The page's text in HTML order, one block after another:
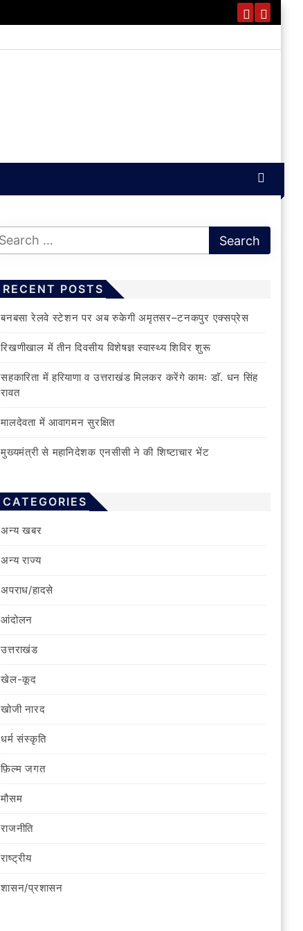
RECENT POSTS
बनबसा रेलवे स्टेशन पर अब रुकेगी अमृतसर–टनकपुर एक्सप्रेस
रिखणीखाल में तीन दिवसीय विशेषज्ञ स्वास्थ्य शिविर शुरू
सहकारिता में हरियाणा व उत्तराखंड मिलकर करेंगे कामः डाॅ. धन सिंह
रावत
मालदेवता में आवागमन सुरक्षित
मुख्यमंत्री से महानिदेशक एनसीसी ने की शिष्टाचार भेंट
CATEGORIES
अन्य खबर
अन्य राज्य
अपराध/हादसे
आंदोलन
उत्तराखंड
खेल-कूद
खोजी नारद
धर्म संस्कृति
फ़िल्‍म जगत
मौसम
राजनीति
राष्ट्रीय
शासन/प्रशासन